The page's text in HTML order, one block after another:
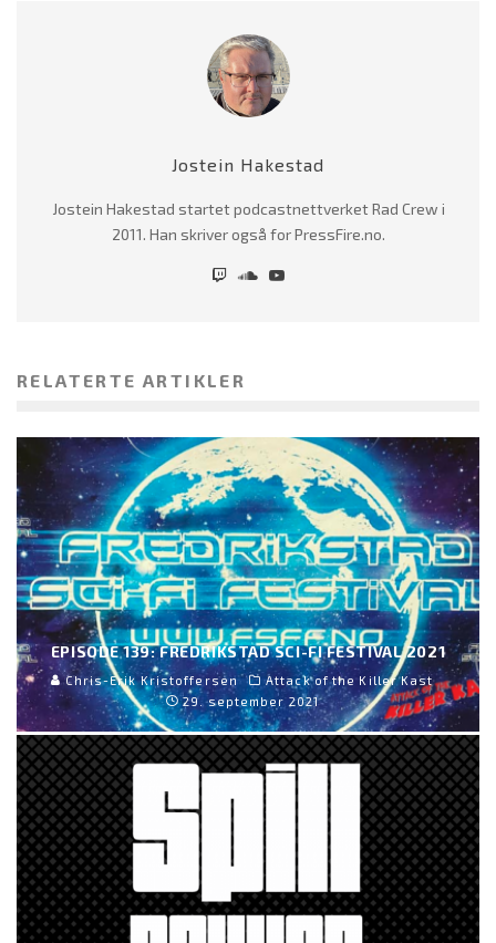
Jostein Hakestad
Jostein Hakestad startet podcastnettverket Rad Crew i
2011. Han skriver også for PressFire.no.
RELATERTE ARTIKLER
EPISODE 139: FREDRIKSTAD SCI-FI FESTIVAL 2021
Chris-Erik Kristoffersen
Attack of the Killer Kast
29. september 2021